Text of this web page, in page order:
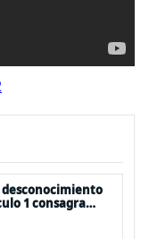
1 consagra
y